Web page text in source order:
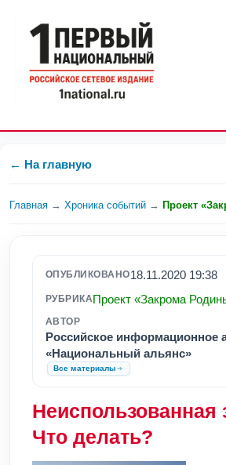
← На главную
Главная → Хроника событий → Проект
ОПУБЛИКОВАНО18.11.2020 19:38
РУБРИКАПроект «Закрома
АВТОР
Российское информационное
«Национальный альянс»
Все материалы
Неиспользованная
Что делать?